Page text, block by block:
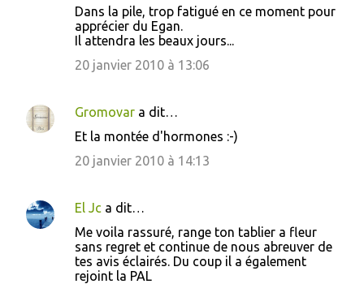
Dans la pile, trop fatigué en ce moment pour
apprécier du Egan.
Il attendra les beaux jours...
20 janvier 2010 à 13:06
Gromovar a dit…
Et la montée d'hormones :-)
20 janvier 2010 à 14:13
El Jc a dit…
Me voila rassuré, range ton tablier a fleur
sans regret et continue de nous abreuver de
tes avis éclairés. Du coup il a également
rejoint la PAL